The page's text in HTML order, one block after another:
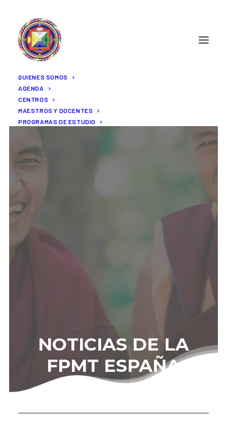
QUIENES SOMOS
AGENDA
CENTROS
MAESTROS Y DOCENTES
PROGRAMAS DE ESTUDIO
NOTICIAS DE LA
FPMT ESPAÑA